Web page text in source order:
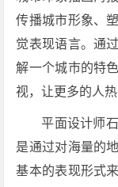
传播城市形象、
觉表现语言。通
解一个城市的特
视，让更多的人
平面设计师
是通过对海量的
基本的表现形式